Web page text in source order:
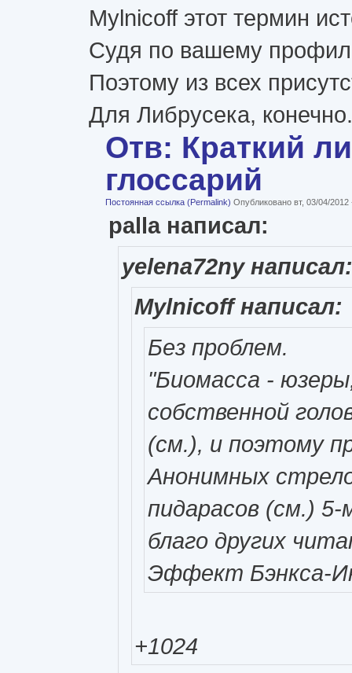
Mylnicoff этот термин
Судя по вашему
Поэтому из всех
Для Либрусека,
Отв: Краткий
глоссарий
Постоянная ссылка (Permalink) Опубликовано вт, 03/04/
palla написал:
yelena72ny написал:
Mylnicoff написал:
Без проблем.
"Биомасса -
собственной
(см.), и поэтому
Анонимных
пидарасов (см.)
благо других
Эффект Бэнкса-
+1024